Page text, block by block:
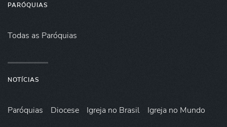
PARÓQUIAS
Todas as Paróquias
NOTÍCIAS
Paróquias Diocese Igreja no Brasil
Igreja no Mundo